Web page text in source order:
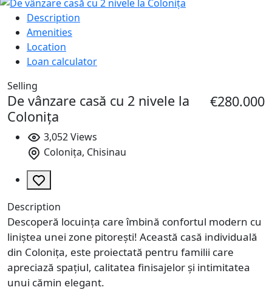
Description
Amenities
Location
Loan calculator
Selling
De vânzare casă cu 2 nivele la
Colonița
€280.000
3,052 Views
Colonița, Chisinau
Description
Descoperă locuința care îmbină confortul modern cu
liniștea unei zone pitorești! Această casă individuală
din Colonița, este proiectată pentru familii care
apreciază spațiul, calitatea finisajelor și intimitatea
unui cămin elegant.